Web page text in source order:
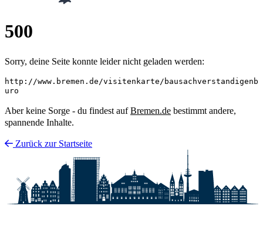
500
Sorry, deine Seite konnte leider nicht geladen werden:
http://www.bremen.de/visitenkarte/bausachverstandigenb
uro
Aber keine Sorge - du findest aufBremen.de bestimmt andere,
spannende Inhalte.
Zurück zur Startseite